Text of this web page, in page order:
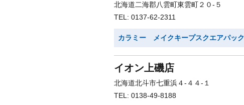
北海道二海郡八雲町東雲町２０-５
TEL: 0137-62-2311
カラミー メイクキープスクエアパック
イオン上磯店
北海道北斗市七重浜４-４４-１
TEL: 0138-49-8188